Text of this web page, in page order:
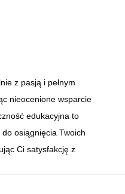
z pasją i pełnym
nieocenione wsparcie
edukacyjna to
osiągnięcia Twoich
Ci satysfakcję z